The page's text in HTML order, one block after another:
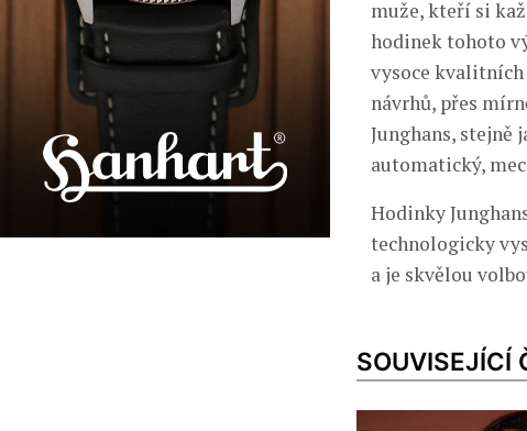
muže, kteří si
hodinek tohoto
vysoce
návrhů, přes
Junghans, stejně
automatický,
Hodinky
technologicky
a je skvělou
SOUVISEJÍCÍ